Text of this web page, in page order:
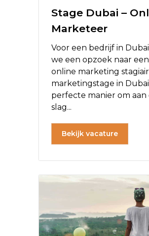
Stage Dubai –
Marketeer
Voor een bedrijf in
we een opzoek naar een
online marketing
marketingstage in Dubai
perfecte manier om aan
slag...
Bekijk vacature